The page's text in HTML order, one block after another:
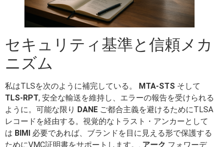
セキュリティ基準と信頼メカ
ニズム
私はTLSを次のように補完している。 MTA-STS そして
TLS-RPT, 安全な輸送を維持し、エラーの報告を受けられる
ように。可能な限り DANE ご都合主義を避けるためにTLSA
レコードを経由する。視覚的なトラスト・アンカーとして
は BIMI
必要であれば、ブランドを目に見える形で保護する
ためにVMC証明書をサポートします。. アーク フォワーデ